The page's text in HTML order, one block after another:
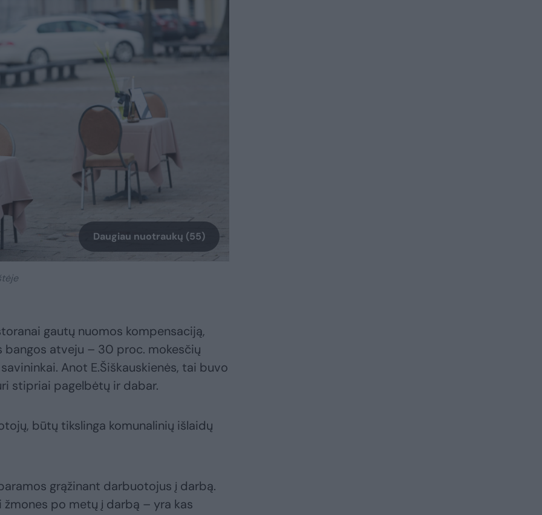
Daugiau nuotraukų (55)
gautų nuomos kompensaciją,
atveju – 30 proc. mokesčių
Anot E.Šiškauskienės, tai buvo
stipriai pagelbėtų ir dabar.
būtų tikslinga komunalinių išlaidų
grąžinant darbuotojus į darbą.
žmones po metų į darbą – yra kas